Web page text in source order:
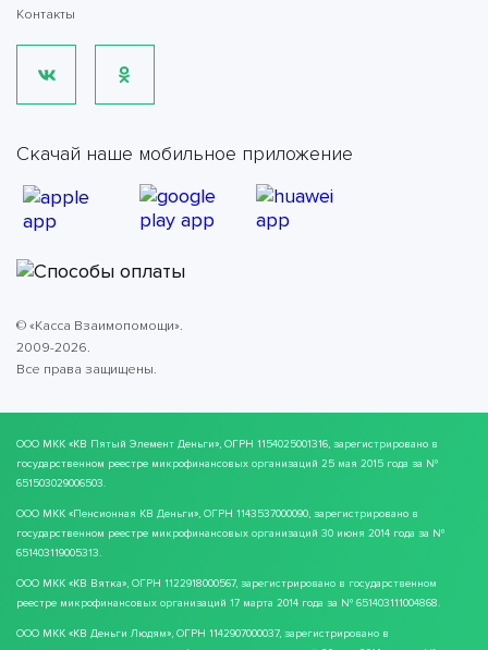
Контакты
Скачай наше мобильное приложение
© «Касса Взаимопомощи».
2009-2026.
Все права защищены.
ООО МКК «КВ Пятый Элемент Деньги», ОГРН 1154025001316, зарегистрировано в
государственном реестре микрофинансовых организаций 25 мая 2015 года за №
651503029006503.
ООО МКК «Пенсионная КВ Деньги», ОГРН 1143537000090, зарегистрировано в
государственном реестре микрофинансовых организаций 30 июня 2014 года за №
651403119005313.
ООО МКК «КВ Вятка», ОГРН 1122918000567, зарегистрировано в государственном
реестре микрофинансовых организаций 17 марта 2014 года за № 651403111004868.
ООО МКК «КВ Деньги Людям», ОГРН 1142907000037, зарегистрировано в